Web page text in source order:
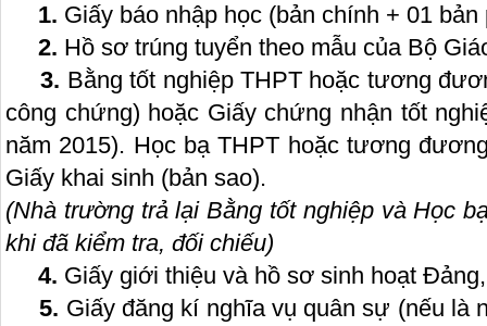
1. Giấy báo nhập học (bản chính + 01 bản
2. Hồ sơ trúng tuyển theo mẫu của Bộ
3. Bằng tốt nghiệp THPT hoặc tương
công chứng) hoặc Giấy chứng nhận tốt
năm 2015). Học bạ THPT hoặc tương
Giấy khai sinh (bản sao).
(Nhà trường trả lại Bằng tốt nghiệp và Học
khi đã kiểm tra, đối chiếu)
4. Giấy giới thiệu và hồ sơ sinh hoạt
5. Giấy đăng kí nghĩa vụ quân sự (nếu là